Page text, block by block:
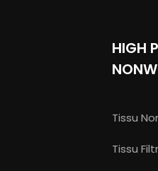
HIGH
Tissu
Tissu